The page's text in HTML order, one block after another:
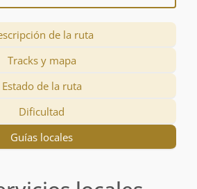
de la ruta
Tracks y mapa
Estado de la ruta
Dificultad
Guías locales